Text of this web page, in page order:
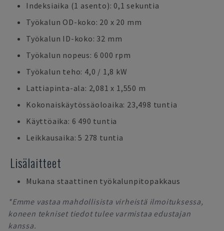
Indeksiaika (1 asento): 0,1 sekuntia
Työkalun OD-koko: 20 x 20 mm
Työkalun ID-koko: 32 mm
Työkalun nopeus: 6 000 rpm
Työkalun teho: 4,0 / 1,8 kW
Lattiapinta-ala: 2,081 x 1,550 m
Kokonaiskäytössäoloaika: 23,498 tuntia
Käyttöaika: 6 490 tuntia
Leikkausaika: 5 278 tuntia
Lisälaitteet
Mukana staattinen työkalunpitopakkaus
*Emme vastaa mahdollisista virheistä ilmoituksessa,
koneen tekniset tiedot tulee varmistaa edustajan
kanssa.